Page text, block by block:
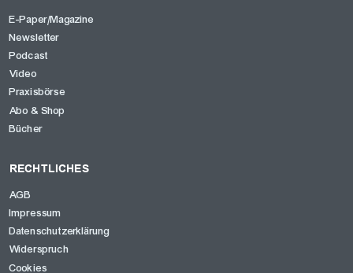
E-Paper/Magazine
Newsletter
Podcast
Video
Praxisbörse
Abo & Shop
Bücher
RECHTLICHES
AGB
Impressum
Datenschutzerklärung
Widerspruch
Cookies